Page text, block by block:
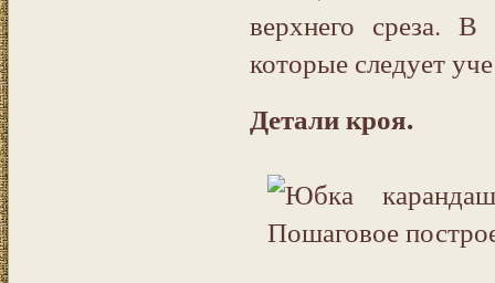
верхнего среза. В
которые следует
Детали кроя.